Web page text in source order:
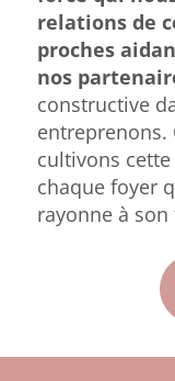
relations de
proches
nos
constructive
entreprenons.
cultivons
chaque foyer
rayonne à son